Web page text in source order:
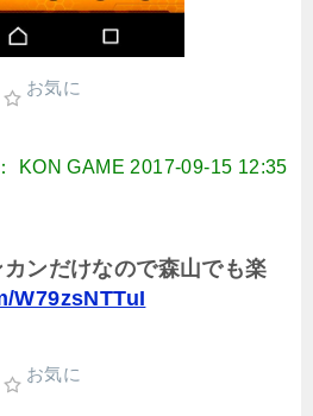
お気に
KON GAME 2017-09-15 12:35
ンだけなので森山でも楽
W79zsNTTuI
お気に